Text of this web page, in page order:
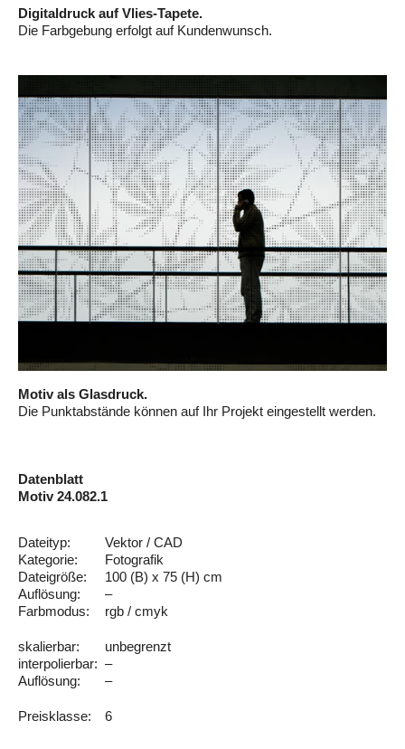
Digitaldruck auf Vlies-Tapete.
Die Farbgebung erfolgt auf Kundenwunsch.
Motiv als Glasdruck.
Die Punktabstände können auf Ihr Projekt eingestellt werden.
Datenblatt
Motiv 24.082.1
Dateityp:
Vektor / CAD
Kategorie:
Fotografik
Dateigröße:
100 (B) x 75 (H) cm
Auflösung:
–
Farbmodus:
rgb / cmyk
skalierbar:
unbegrenzt
interpolierbar: –
Auflösung:
–
Preisklasse: 6